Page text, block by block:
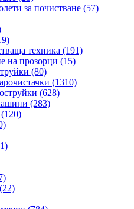
за почистване (57)
техника (191)
на прозорци (15)
(80)
(1310)
(628)
(283)
(120)
(22)